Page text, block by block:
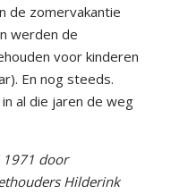
de zomervakantie
werden de
voor kinderen
En nog steeds.
al die jaren de weg
1971 door
Hilderink